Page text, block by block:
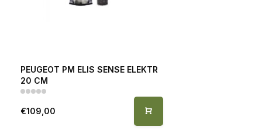
PEUGEOT PM ELIS SENSE ELEKTR
20 CM
€109,00